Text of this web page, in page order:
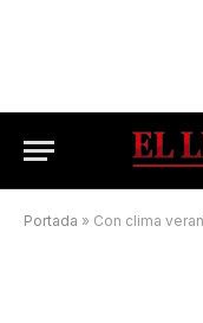
Portada » Con clima